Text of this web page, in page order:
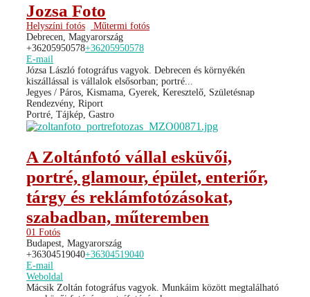
Jozsa Foto
Helyszíni fotós
Műtermi fotós
Debrecen, Magyarország
+36205950578+36205950578
E-mail
Józsa László fotográfus vagyok. Debrecen és környékén
kiszállással is vállalok elsősorban; portré...
Jegyes / Páros, Kismama, Gyerek, Keresztelő, Születésnap
Rendezvény, Riport
Portré, Tájkép, Gastro
A Zoltánfotó vállal esküvői,
portré, glamour, épület, enteriőr,
tárgy és reklámfotózásokat,
szabadban, műteremben
01 Fotós
Budapest, Magyarország
+36304519040+36304519040
E-mail
Weboldal
Mácsik Zoltán fotográfus vagyok. Munkáim között megtalálható